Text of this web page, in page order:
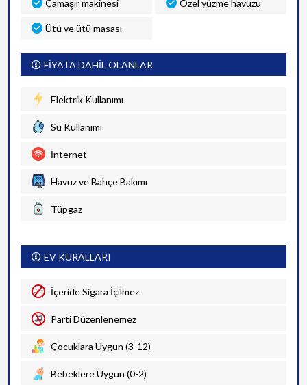
Çamaşır makinesi Özel yüzme havuzu
Ütü ve ütü masası
FİYATA DAHİL OLANLAR
Elektrik Kullanımı
Su Kullanımı
İnternet
Havuz ve Bahçe Bakımı
Tüpgaz
EV KURALLARI
İçeride Sigara İçilmez
Parti Düzenlenemez
Çocuklara Uygun (3-12)
Bebeklere Uygun (0-2)